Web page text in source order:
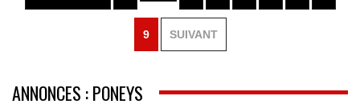
9 SUIVANT
ANNONCES : PONEYS